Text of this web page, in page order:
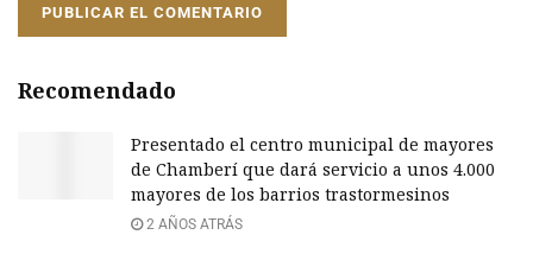
Recomendado
Presentado el centro municipal de mayores
de Chamberí que dará servicio a unos 4.000
mayores de los barrios trastormesinos
2 AÑOS ATRÁS